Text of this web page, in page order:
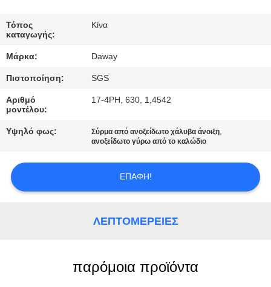
ΈΛΕΓΧΟΣ
ΜΑΣ
ΕΛΆΤΕ
ΣΕ
ΕΠΑΦΉ
ΖΗΤΉΣΤΕ
ΑΠΌΣΠΑΣΜΑ
SITEMAP
Τόπος
καταγωγής:
Κίνα
Μάρκα: Daway
Πιστοποίηση: SGS
Αριθμό
μοντέλου:
17-4PH, 630, 1,4542
Υψηλό φως: Σύρμα από ανοξείδωτο χάλυβα άνοιξη,
ανοξείδωτο γύρω από το καλώδιο
ΕΠΑΦΉ!
ΛΕΠΤΟΜΈΡΕΙΕΣ
παρόμοια προϊόντα